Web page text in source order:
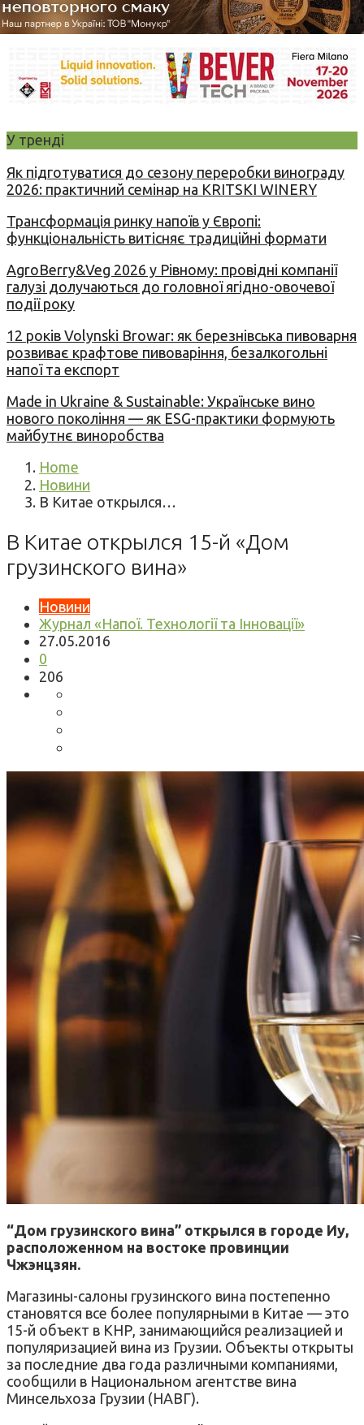
У тренді
Як підготуватися до сезону переробки винограду
2026: практичний семінар на KRITSKI WINERY
Трансформація ринку напоїв у Європі:
функціональність витісняє традиційні формати
AgroBerry&Veg 2026 у Рівному: провідні компанії
галузі долучаються до головної ягідно-овочевої
події року
12 років Volynski Browar: як березнівська пивоварня
розвиває крафтове пивоваріння, безалкогольні
напої та експорт
Made in Ukraine & Sustainable: Українське вино
нового покоління — як ESG-практики формують
майбутнє виноробства
Home
Новини
В Китае открылся…
В Китае открылся 15-й «Дом
грузинского вина»
Новини
Журнал «Напої. Технології та Інновації»
27.05.2016
0
206
“Дом грузинского вина” открылся в городе Иу,
расположенном на востоке провинции
Чжэнцзян.
Магазины-салоны грузинского вина постепенно
становятся все более популярными в Китае — это
15-й объект в КНР, занимающийся реализацией и
популяризацией вина из Грузии. Объекты открыты
за последние два года различными компаниями,
сообщили в Национальном агентстве вина
Минсельхоза Грузии (НАВГ).